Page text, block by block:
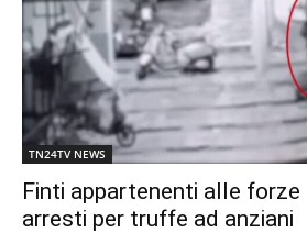
TN24TV NEWS
Finti appartenenti alle forze
arresti per truffe ad anziani